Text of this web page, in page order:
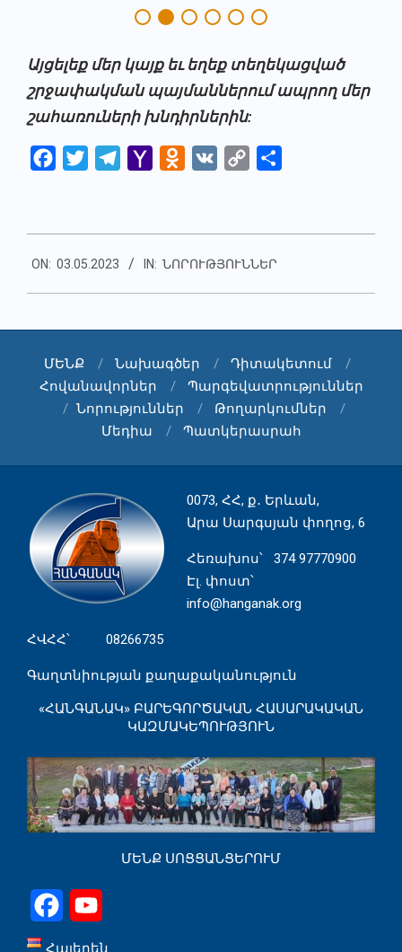
Այցելեք մեր կայք եւ եղեք տեղեկացված
շրջափակման պայմաններում ապրող մեր
շահառուների խնդիրներին:
Facebook
Twitter Telegram
Yahoo
Odnoklassniki
VK
Copy
05-
03
ON: 03.05.2023 IN: ՆՈՐՈՒԹՅՈՒՆՆԵՐ
ՄԵՆՔ Նախագծեր
Դիտակետում
Հովանավորներ
Պարգեվատրություններ
Նորություններ
Թողարկումներ
Մեդիա
Պատկերասրահ
0073, ՀՀ, ք․ Երևան,
Արա Սարգսյան փողոց, 6
Հեռախոս՝ 374 97770900
Էլ. փոստ՝
info@hanganak.org
ՀՎՀՀ՝ 08266735
Գաղտնիության քաղաքականություն
«ՀԱՆԳԱՆԱԿ» ԲԱՐԵԳՈՐԾԱԿԱՆ ՀԱՍԱՐԱԿԱԿԱՆ
ԿԱԶՄԱԿԵՊՈՒԹՅՈՒՆ
ՄԵՆՔ ՍՈՑՑԱՆՑԵՐՈՒՄ
Facebook
Հայերեն